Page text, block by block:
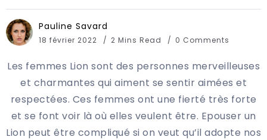
Pauline Savard
18 février 2022 2 Mins Read 0 Comments
Les femmes Lion sont des personnes merveilleuses
et charmantes qui aiment se sentir aimées et
respectées. Ces femmes ont une fierté très forte
et se font voir là où elles veulent être. Epouser un
Lion peut être compliqué si on veut qu’il adopte nos